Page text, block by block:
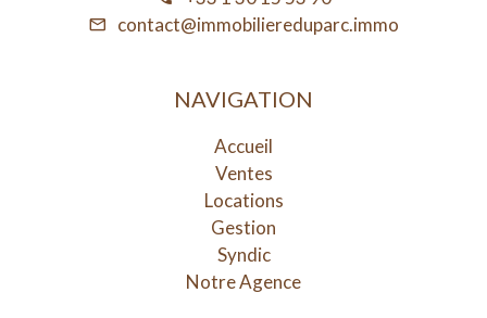
contact@immobiliereduparc.immo
NAVIGATION
Accueil
Ventes
Locations
Gestion
Syndic
Notre Agence